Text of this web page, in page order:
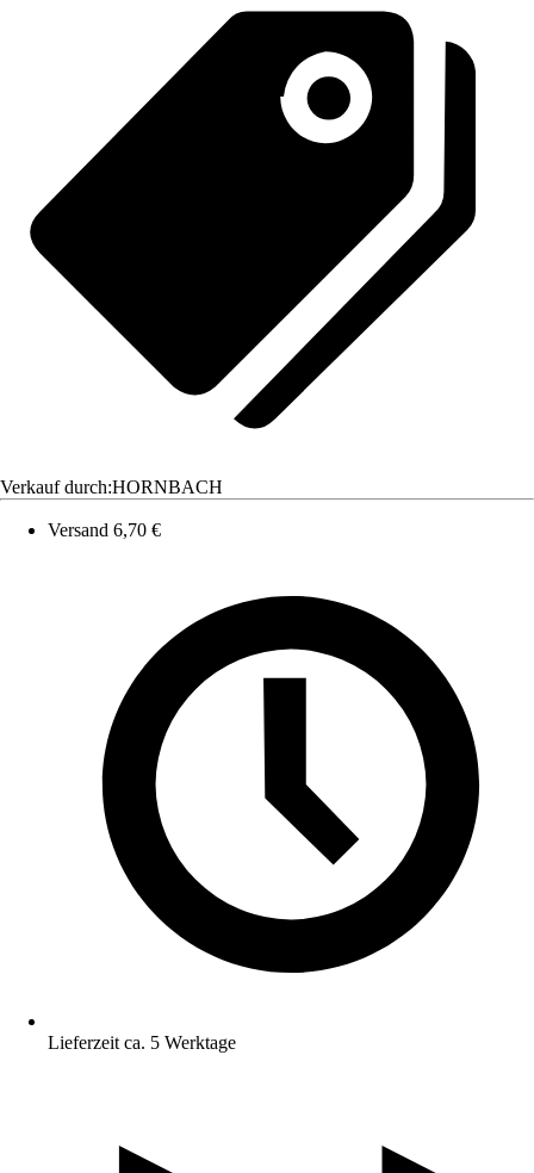
Verkauf durch:HORNBACH
Versand 6,70 €
Lieferzeit ca. 5 Werktage